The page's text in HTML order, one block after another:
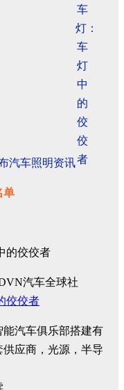
汽车照明资讯
单
汽车全球社
佼佼者
汽车俱乐部搭建有
应商，光源，半导